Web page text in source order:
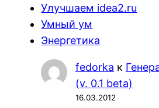
Улучшаем idea2.ru
Умный ум
Энергетика
fedorka к
(v. 0.1 beta)
16.03.2012